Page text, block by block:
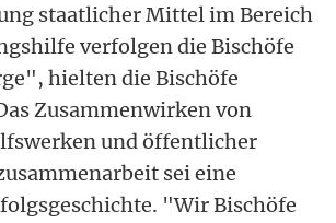
staatlicher Mittel im Bereich
verfolgen die Bischöfe
hielten die Bischöfe
Zusammenwirken von
und öffentlicher
sei eine
"Wir Bischöfe